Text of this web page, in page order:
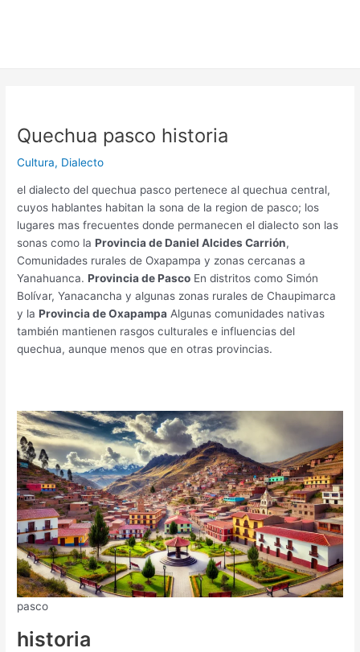
Quechua pasco historia
Cultura, Dialecto
el dialecto del quechua pasco pertenece al quechua central,
cuyos hablantes habitan la sona de la region de pasco; los
lugares mas frecuentes donde permanecen el dialecto son las
sonas como laProvincia de Daniel Alcides Carrión,
Comunidades rurales de Oxapampa y zonas cercanas a
Yanahuanca.Provincia de Pasco En distritos como Simón
Bolívar, Yanacancha y algunas zonas rurales de Chaupimarca
y laProvincia de Oxapampa Algunas comunidades nativas
también mantienen rasgos culturales e influencias del
quechua, aunque menos que en otras provincias.
pasco
historia